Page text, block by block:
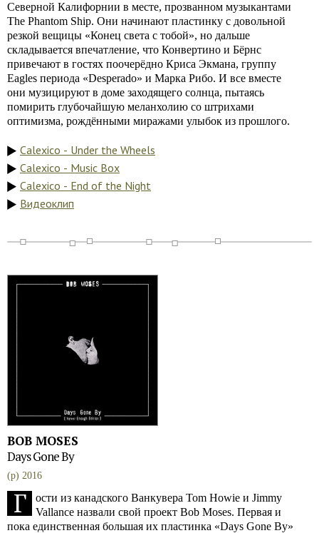
Северной Калифорнии в месте, прозванном музыкантами
The Phantom Ship. Они начинают пластинку с довольной
резкой вещицы «Конец света с тобой», но дальше
складывается впечатление, что Конвертино и Бёрнс
привечают в гостях поочерёдно Криса Экмана, группу
Eagles периода «Desperado» и Марка Рибо. И все вместе
они музицируют в доме заходящего солнца, пытаясь
помирить глубочайшую меланхолию со штрихами
оптимизма, рождёнными миражами улыбок из прошлого.
Calexico - Under the Wheels
Calexico - Music Box
Calexico - End of the Night
Видеоклип
BOB MOSES
Days Gone By
(p) 2016
Г
ости из канадского Ванкувера Tom Howie и Jimmy
Vallance назвали свой проект Bob Moses. Первая и
пока единственная большая их пластинка «Days Gone By»